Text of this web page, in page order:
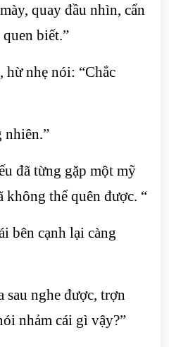
quay đầu nhìn, cẩn
biết.”
nhẹ nói: “Chắc
nhiên.”
đã từng gặp một mỹ
không thể quên được. “
bên cạnh lại càng
sau nghe được, trợn
nhảm cái gì vậy?”